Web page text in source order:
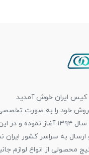
کیس ایران خوش آمدید
خود را به صورت
لوازم جانبی موبایل از سال ۱۳۹۴
به سراسر کشور ایران
محصولی از انواع لوازم